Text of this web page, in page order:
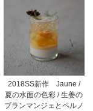
2018SS新作 Jaune /
夏の水面の色彩 / 生姜の
ブランマンジェとペルノ